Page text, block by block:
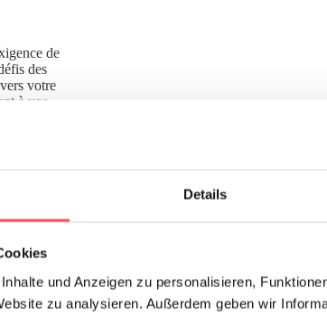
Details
und Anzeigen zu personalisieren,
zu analysieren. Außerdem geben wir
de
des
votre
à vos